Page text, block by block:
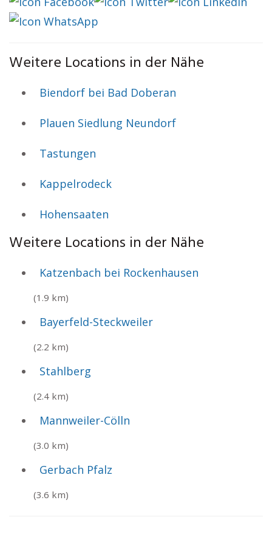
Weitere Locations in der Nähe
Biendorf bei Bad Doberan
Plauen Siedlung Neundorf
Tastungen
Kappelrodeck
Hohensaaten
Weitere Locations in der Nähe
Katzenbach bei Rockenhausen
(1.9 km)
Bayerfeld-Steckweiler
(2.2 km)
Stahlberg
(2.4 km)
Mannweiler-Cölln
(3.0 km)
Gerbach Pfalz
(3.6 km)